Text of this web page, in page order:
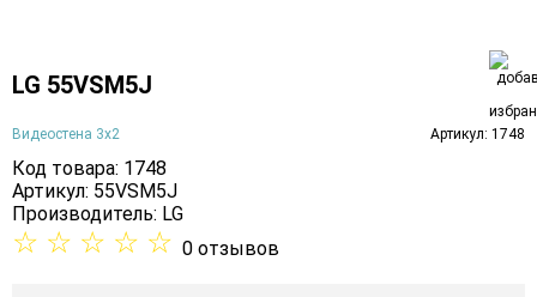
LG 55VSM5J
Видеостена 3х2 Артикул: 1748
Код товара: 1748
Артикул: 55VSM5J
Производитель: LG
☆ ☆ ☆ ☆ ☆ 0 отзывов